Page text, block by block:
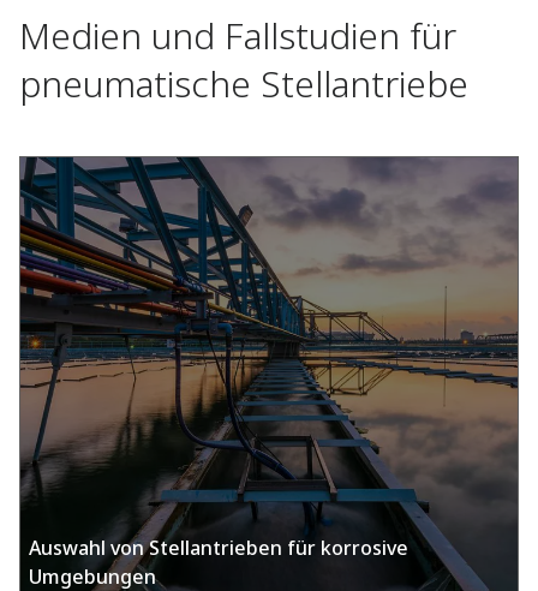
Medien und Fallstudien für
pneumatische Stellantriebe
Auswahl von Stellantrieben für korrosive
Umgebungen